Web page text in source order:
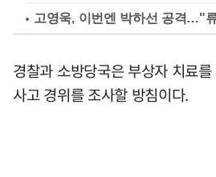
고영욱, 이번엔 박하선 공격…"
경찰과 소방당국은 부상자 치료
사고 경위를 조사할 방침이다.